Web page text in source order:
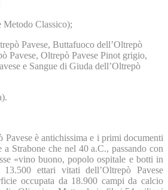
Metodo Classico);
Pavese, Buttafuoco dell’Oltrepò
Pavese, Oltrepò Pavese Pinot grigio,
e Sangue di Giuda dell’Oltrepò
è antichissima e i primi documenti
Strabone che nel 40 a.C., passando con
«vino buono, popolo ospitale e botti in
ettari vitati dell’Oltrepò Pavese
occupata da 18.900 campi da calcio